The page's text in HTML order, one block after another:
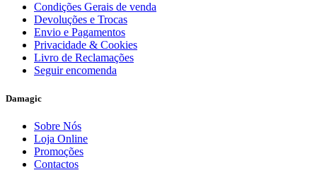
Condições Gerais de venda
Devoluções e Trocas
Envio e Pagamentos
Privacidade & Cookies
Livro de Reclamações
Seguir encomenda
Damagic
Sobre Nós
Loja Online
Promoções
Contactos